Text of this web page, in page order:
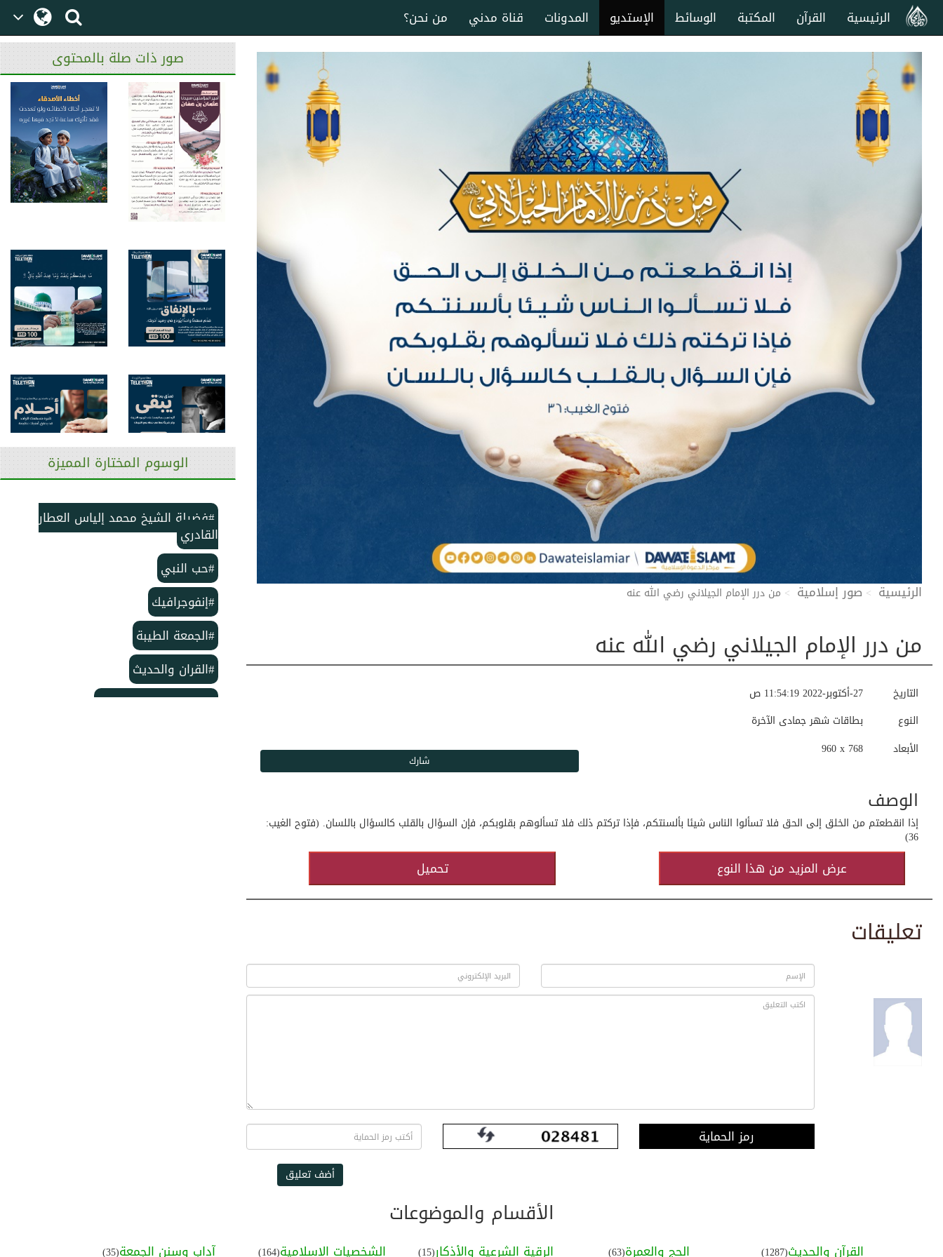
من نحن؟ قناة مدني المدونات الإستديو الوسائط المكتبة القرآن الرئيسية
صور ذات صلة بالمحتوى
الوسوم المختارة المميزة
#فضيلة الشيخ محمد إلياس العطار
القادري
#حب النبي
#إنفوجرافيك
#الجمعة الطيبة
#القران والحديث
#بمناسبة الذكرى لمولد
#التواضع في الأكل
الرئيسية صور إسلامية من درر الإمام الجيلاني رضي الله عنه
من درر الإمام الجيلاني رضي الله عنه
27-أكتوبر-2022 11:54:19 ص
التاريخ
بطاقات شهر جمادى الآخرة
النوع
960 x 768
الأبعاد
الوصف
إذا انقطعتم من الخلق إلى الحق فلا تسألوا الناس شيئا بألسنتكم، فإذا تركتم ذلك فلا تسألوهم بقلوبكم، فإن السؤال بالقلب كالسؤال باللسان. (فتوح الغيب:
36)
تحميل عرض المزيد من هذا النوع
تعليقات
رمز الحماية
أضف تعليق
الأقسام والموضوعات
القرآن والحديث(1287) الحج والعمرة(63) الرقية الشرعية والأذكار(15) الشخصيات الإسلامية(164) آداب وسنن الجمعة(35)